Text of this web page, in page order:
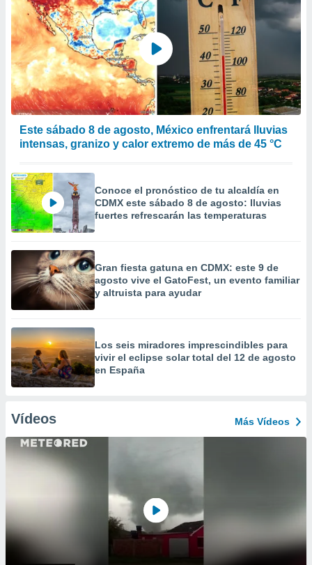
Este sábado 8 de agosto, México enfrentará lluvias
intensas, granizo y calor extremo de más de 45 °C
Conoce el pronóstico de tu alcaldía en
CDMX este sábado 8 de agosto: lluvias
fuertes refrescarán las temperaturas
Gran fiesta gatuna en CDMX: este 9 de
agosto vive el GatoFest, un evento familiar
y altruista para ayudar
Los seis miradores imprescindibles para
vivir el eclipse solar total del 12 de agosto
en España
Vídeos Más Vídeos